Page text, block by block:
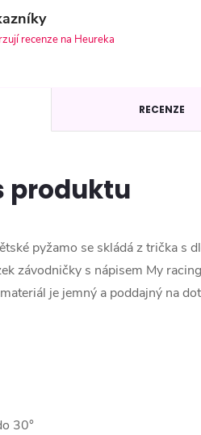
recenze na Heureka
RECENZE
produktu
pyžamo se skládá z trička s
závodničky s nápisem My
je jemný a poddajný na
30°